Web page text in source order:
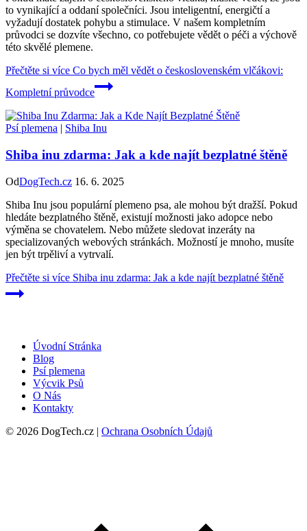
to vynikající a oddaní společníci. Jsou inteligentní, energičtí a
vyžadují dostatek pohybu a stimulace. V našem kompletním
průvodci se dozvíte všechno, co potřebujete vědět o péči a výchově
této skvělé plemene.
Přečtěte si více Co bych měl vědět o československém vlčákovi:
Kompletní průvodce
Psí plemena | Shiba Inu
Shiba inu zdarma: Jak a kde najít bezplatné štěně
OdDogTech.cz 16. 6. 2025
Shiba Inu jsou populární plemeno psa, ale mohou být dražší. Pokud
hledáte bezplatného štěně, existují možnosti jako adopce nebo
výměna se chovatelem. Nebo můžete sledovat inzeráty na
specializovaných webových stránkách. Možností je mnoho, musíte
jen být trpěliví a vytrvalí.
Přečtěte si více Shiba inu zdarma: Jak a kde najít bezplatné štěně
Úvodní Stránka
Blog
Psí plemena
Výcvik Psů
O Nás
Kontakty
© 2026 DogTech.cz | Ochrana Osobních Údajů